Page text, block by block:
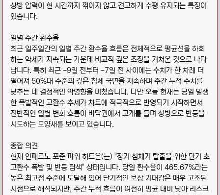
상방 압력이 현 시간까지 꺾이지 않고 견고하게 수평 유지되는 특징이
있습니다.
일별 주간 환수율
최근 일주일간의 일별 주간 환수율 흐름은 전체적으로 평균선을 하회
하는 약세가 지속되는 가운데 비교적 깊은 조정을 거쳐온 것으로 나타
납니다. 특히 최근 -9일 전부터 -7일 전 사이에는 수치가 한 차례 더
떨어져 50%대 수준의 깊은 침체 국면을 지속하며 주간 누적 수치를
낮추는 데 결정적인 악영향을 미쳤습니다. 다만 오늘 현재는 당일 발생
한 폭발적인 고환수 추세가 차트에 적극적으로 반영되기 시작하면서
전반적인 일별 변화 흐름이 바닥권에서 고개를 들며 상방으로 반등을
시도하는 모양새를 보이고 있습니다.
종합 의견
현재 인페르노 포춘 파워 히트은(는) "장기 침체기 탈출을 위한 단기 초
고환수 폭발 및 반등 탐색" 상태입니다. 당일 환수율이 465.67%라는
높은 최고점 수준에 도달해 있어 단기적인 보상 기대감은 매우 고조된
시점으로 해석되지만, 주간 누적 흐름이 여전히 평균 대비 낮아 리스크